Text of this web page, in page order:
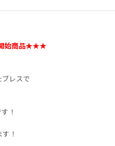
開始商品★★★
レスで
！
！